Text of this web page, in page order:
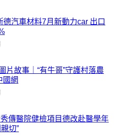
德汽車材料7月新動力car 出口
片故事｜“有牛哥”守護村落農
國網
傳醫院健檢項目德改赴醫學年
切”